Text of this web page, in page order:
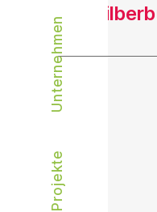
Projekte
Unternehmen
←